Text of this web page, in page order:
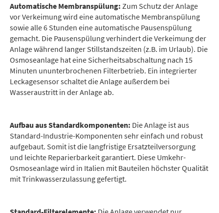
Automatische Membranspülung: Zum Schutz der Anlage
vor Verkeimung wird eine automatische Membranspülung
sowie alle 6 Stunden eine automatische Pausenspülung
gemacht. Die Pausenspülung verhindert die Verkeimung der
Anlage während langer Stillstandszeiten (z.B. im Urlaub). Die
Osmoseanlage hat eine Sicherheitsabschaltung nach 15
Minuten ununterbrochenen Filterbetrieb. Ein integrierter
Leckagesensor schaltet die Anlage außerdem bei
Wasseraustritt in der Anlage ab.
Aufbau aus Standardkomponenten: Die Anlage ist aus
Standard-Industrie-Komponenten sehr einfach und robust
aufgebaut. Somit ist die langfristige Ersatzteilversorgung
und leichte Reparierbarkeit garantiert. Diese Umkehr-
Osmoseanlage wird in Italien mit Bauteilen höchster Qualität
mit Trinkwasserzulassung gefertigt.